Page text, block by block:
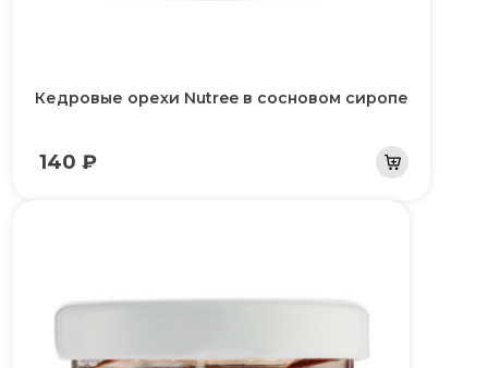
Кедровые орехи Nutree в сосновом сиропе
140 ₽